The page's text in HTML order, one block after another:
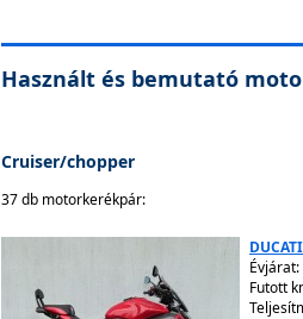
Használt és bemutató
Cruiser/chopper
37 db motorkerékpár:
Évjárat:
Futott